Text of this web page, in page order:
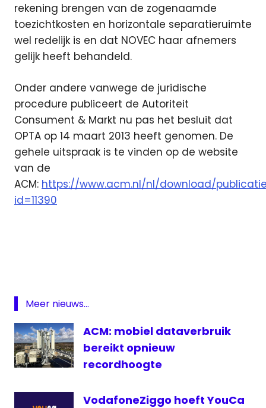
rekening brengen van de zogenaamde
toezichtkosten en horizontale separatieruimte
wel redelijk is en dat NOVEC haar afnemers
gelijk heeft behandeld.
Onder andere vanwege de juridische
procedure publiceert de Autoriteit
Consument & Markt nu pas het besluit dat
OPTA op 14 maart 2013 heeft genomen. De
gehele uitspraak is te vinden op de website
van de
ACM: https://www.acm.nl/nl/download/
id=11390
huur
OPTA
tarief
zendmast
Meer nieuws...
ACM: mobiel dataverbruik
bereikt opnieuw
recordhoogte
VodafoneZiggo hoeft YouCa